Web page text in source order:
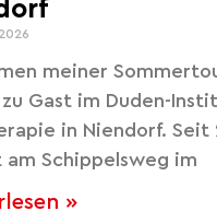
meiner
Gast im Duden-
in Niendorf. Seit
Schippelsweg im
»